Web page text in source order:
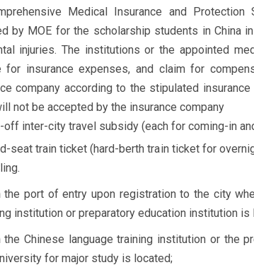
Medical Insurance and
by MOE for the scholarship students in China
injuries. The institutions or the appointed
for insurance expenses, and claim for
company according to the stipulated
not be accepted by the insurance company
off inter-city travel subsidy (each for coming-in
seat train ticket (hard-berth train ticket for
the port of entry upon registration to the city
institution or preparatory education institution is
the Chinese language training institution or the
for major study is located;